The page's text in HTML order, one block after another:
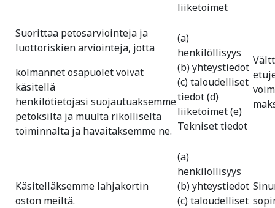
liiketoimet
Suorittaa petosarviointeja ja
luottoriskien arviointeja, jotta
kolmannet osapuolet voivat
käsitellä
henkilötietojasi suojautuaksemme
petoksilta ja muulta rikolliselta
toiminnalta ja havaitaksemme ne.
(a)
henkilöllisyys
(b) yhteystiedot
(c) taloudelliset
tiedot (d)
liiketoimet (e)
Tekniset tiedot
Käsitelläksemme lahjakortin
oston meiltä.
(a)
henkilöllisyys
(b) yhteystiedot
(c) taloudelliset